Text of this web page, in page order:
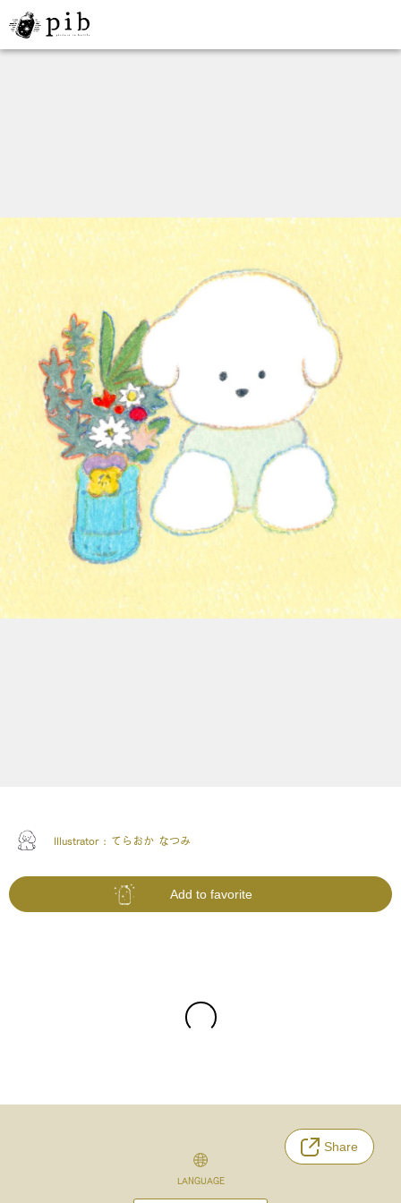
Illustrator : てらおか なつみ
Add to favorite
Share
LANGUAGE